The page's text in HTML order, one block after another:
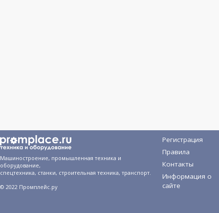
Машиностроение, промышленная техника и
оборудование,
спецтехника, станки, строительная техника, транспорт.
© 2022 Промплейс.ру
Регистрация
Правила
Контакты
Информация о
сайте